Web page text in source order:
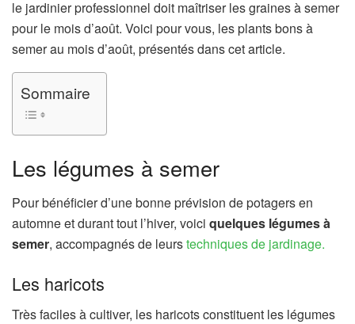
le jardinier professionnel doit maîtriser les graines à semer
pour le mois d’août. Voici pour vous, les plants bons à
semer au mois d’août, présentés dans cet article.
Sommaire
Les légumes à semer
Pour bénéficier d’une bonne prévision de potagers en
automne et durant tout l’hiver, voici quelques légumes à
semer, accompagnés de leurstechniques de jardinage.
Les haricots
Très faciles à cultiver, les haricots constituent les légumes